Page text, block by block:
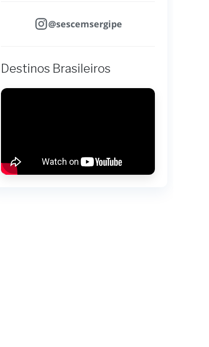
@sescemsergipe
Destinos Brasileiros